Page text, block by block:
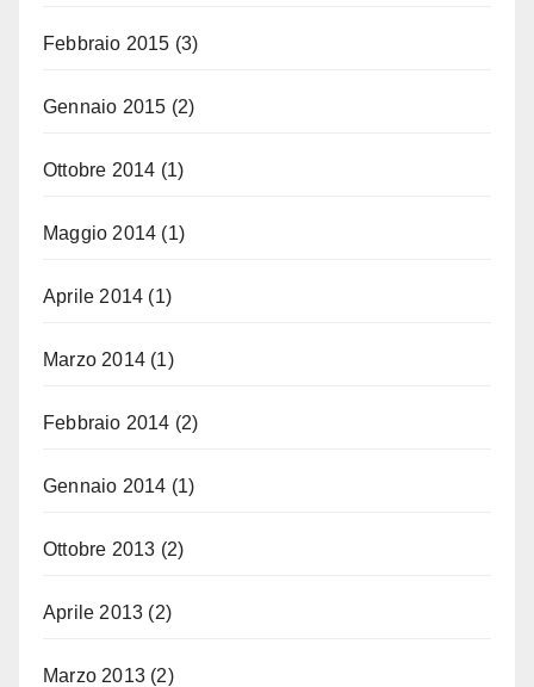
Febbraio 2015 (3)
Gennaio 2015 (2)
Ottobre 2014 (1)
Maggio 2014 (1)
Aprile 2014 (1)
Marzo 2014 (1)
Febbraio 2014 (2)
Gennaio 2014 (1)
Ottobre 2013 (2)
Aprile 2013 (2)
Marzo 2013 (2)